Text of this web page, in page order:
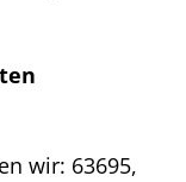
wir: 63695,